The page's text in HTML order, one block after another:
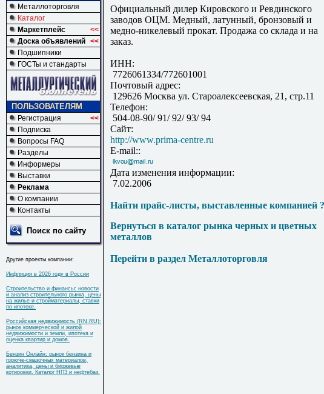
Металлоторговля
Каталог
Маркетплейс
<<
Доска объявлений <<
Подшипники
ГОСТы и стандарты
ПОЛЬЗОВАТЕЛЯМ
Регистрация
<<
Подписка
Вопросы FAQ
Разделы
Информеры
Выставки
Реклама
О компании
Контакты
Поиск по сайту
Другие проекты компании:
Инфляция в 2026 году в России
Строительство и финансы: новости
и анализ строительного рынка, цены
на жилье и стройматериалы, ставки
по ипотеке.
Российская недвижимость (RN.RU):
рынок коммерческой и жилой
недвижимости и земли, ипотека и
оценка квартир и домов.
Бензин Онлайн: рынок бензина и
горюче-смазочных материалов,
аналитика, цены и биржевые
котировки. Каталог НПЗ и нефтебаз.
Официальный дилер Кировского и Ревдинского
заводов ОЦМ. Медный, латунный, бронзовый и
медно-никелевый прокат. Продажа со склада и на
заказ.
ИНН:
7726061334/772601001
Почтовый адрес:
129626 Москва ул. Староалексеевская, 21, стр.11
Телефон:
504-08-90/ 91/ 92/ 93/ 94
Сайт:
http://www.prima-centre.ru
E-mail::
Дата изменения информации:
7.02.2006
Найти прайс-листы, выставленные компанией ?
Вернуться в каталог рынка черных и цветных
металлов
Перейти в раздел Металлоторговля